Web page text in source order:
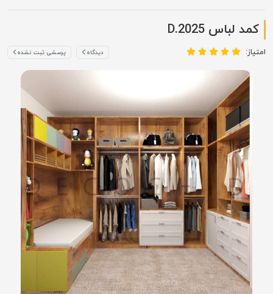
کمد لباس D.2025
امتیاز: دیدگاه پرسشی ثبت نشده